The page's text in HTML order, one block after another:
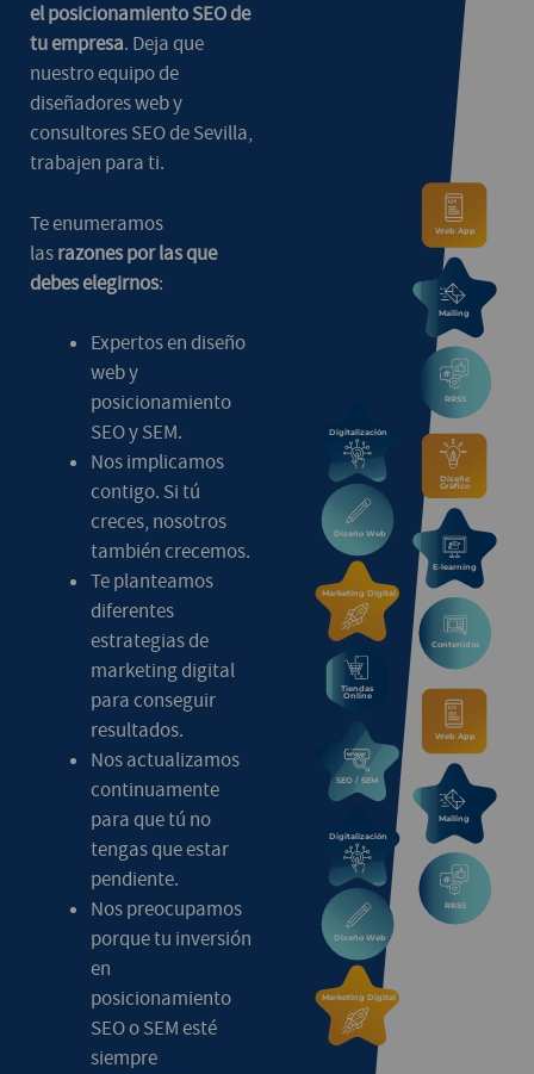
el posicionamiento SEO de
tu empresa. Deja que
nuestro equipo de
diseñadores web y
consultores SEO de Sevilla,
trabajen para ti.
Te enumeramos
lasrazones por las que
debes elegirnos:
Expertos en diseño
web y
posicionamiento
SEO y SEM.
Nos implicamos
contigo. Si tú
creces, nosotros
también crecemos.
Te planteamos
diferentes
estrategias de
marketing digital
para conseguir
resultados.
Nos actualizamos
continuamente
para que tú no
tengas que estar
pendiente.
Nos preocupamos
porque tu inversión
en
posicionamiento
SEO o SEM esté
siempre